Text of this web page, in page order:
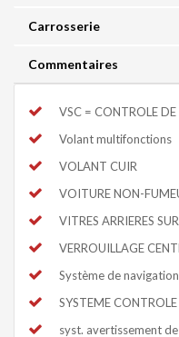
Carrosserie
Commentaires
VSC = CONTROLE
Volant multifonctions
VOLANT CUIR
VOITURE NON-
VITRES ARRIERES
VERROUILLAGE
Système de navigation
SYSTEME CONTROLE
syst. avertissement